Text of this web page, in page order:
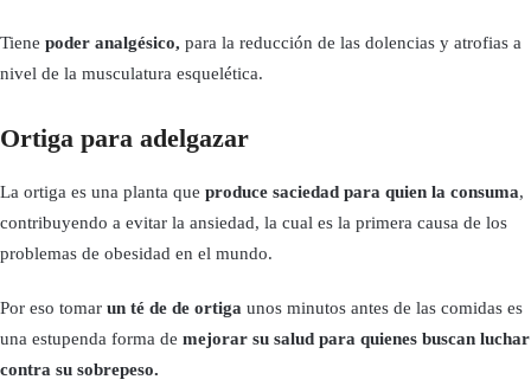
Tiene poder analgésico, para la reducción de las dolencias y atrofias a
nivel de la musculatura esquelética.
Ortiga para adelgazar
La ortiga es una planta que produce saciedad para quien la consuma,
contribuyendo a evitar la ansiedad, la cual es la primera causa de los
problemas de obesidad en el mundo.
Por eso tomar un té de de ortiga unos minutos antes de las comidas es
una estupenda forma de mejorar su salud para quienes buscan luchar
contra su sobrepeso.